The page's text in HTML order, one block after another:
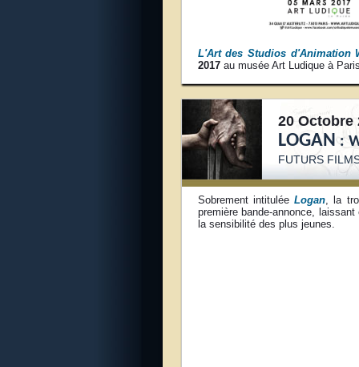
L'Art des Studios d'Animation
2017 au musée Art Ludique à
20 Octobre
LOGAN:
FUTURS
Sobrement intituléeLogan, la
première bande-annonce,
la sensibilité des plus jeunes.